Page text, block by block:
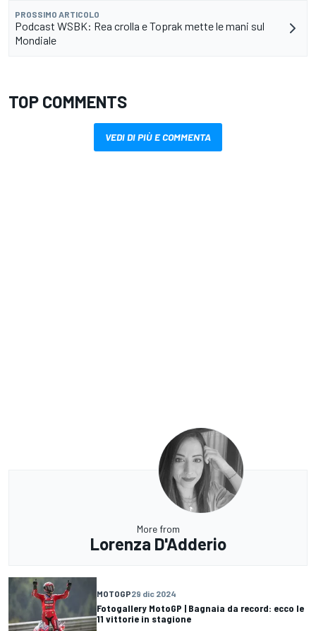
PROSSIMO ARTICOLO
Podcast WSBK: Rea crolla e Toprak mette le mani sul
Mondiale
TOP COMMENTS
VEDI DI PIÙ E COMMENTA
More from
Lorenza D'Adderio
MOTOGP29 dic 2024
Fotogallery MotoGP | Bagnaia da record: ecco le
11 vittorie in stagione